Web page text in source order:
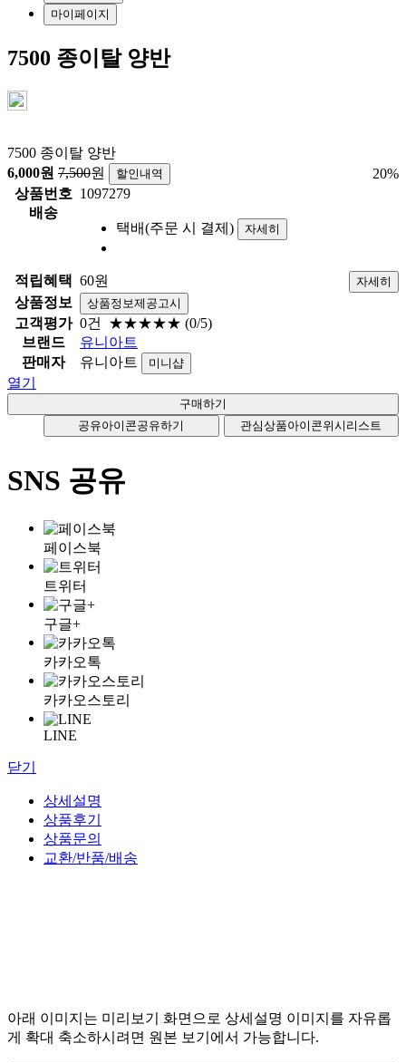
마이페이지
7500 종이탈 양반
7500 종이탈 양반
6,000원 7,500원 할인내역 20%
상품번호 1097279
배송
택배(주문 시 결제)
자세히
적립혜택 60원 자세히
상품정보 상품정보제공고시
고객평가 0건 ★★★★★ (0/5)
브랜드
유니아트
판매자
유니아트 미니샵
열기
공유아이콘공유하기 관심상품아이콘위시리스트
SNS 공유
페이스북
트위터
구글+
카카오톡
카카오스토리
LINE
닫기
상세설명
상품후기
상품문의
교환/반품/배송
아래 이미지는 미리보기 화면으로 상세설명 이미지를 자유롭
게 확대 축소하시려면 원본 보기에서 가능합니다.